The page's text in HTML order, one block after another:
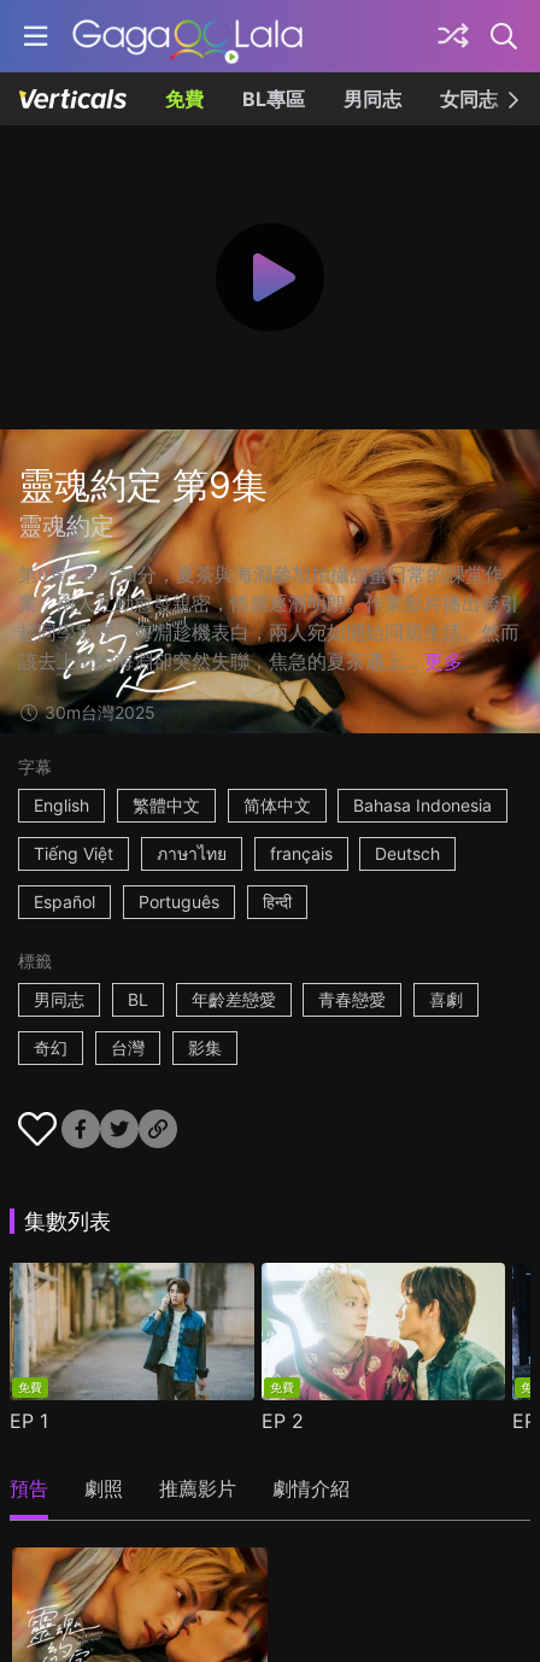
免費 BL專區 男同志 女同志
靈魂約定 第9集
靈魂約定
第9集: 為了加分，夏茶與海淵參加拍攝甜蜜日常的課堂作
業，兩人互動愈發親密，情感逐漸明朗。作業影片播出後引
起同學驚呼，海淵趁機表白，兩人宛如開始同居生活。然而
該去上班的海淵卻突然失聯，焦急的夏茶遇上... 更多
30m台灣2025
字幕
English
繁體中文 简体中文 Bahasa Indonesia
Tiếng Việt ภาษาไทย français Deutsch
Español Português हिन्दी
標籤
男同志
BL 年齡差戀愛 青春戀愛 喜劇
奇幻 台灣 影集
集數列表
免費
EP 1
免費
EP 2
免
預告 劇照 推薦影片 劇情介紹